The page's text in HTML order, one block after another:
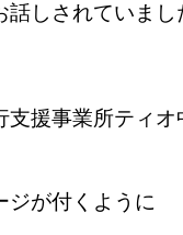
しされていまし
支援事業所ティ
ジが付くように